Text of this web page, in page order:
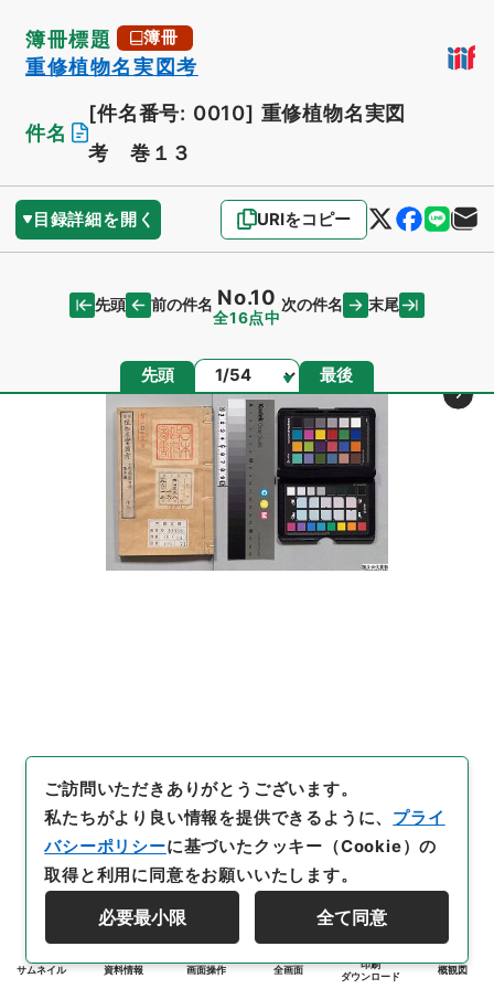
簿冊標題 簿冊
重修植物名実図考
件名
[件名番号: 0010] 重修植物名実図
考 巻１３
目録詳細を開く URIをコピー
先頭 前の件名 No.10
全16点中
次の件名 末尾
先頭 ページ 最後
サムネイル 資料情報 画面操作 全画面
印刷
ダウンロード
概観図
ご訪問いただきありがとうございます。
私たちがより良い情報を提供できるように、 プライ
バシーポリシーに基づいたクッキー（Cookie）の
取得と利用に同意をお願いいたします。
必要最小限 全て同意